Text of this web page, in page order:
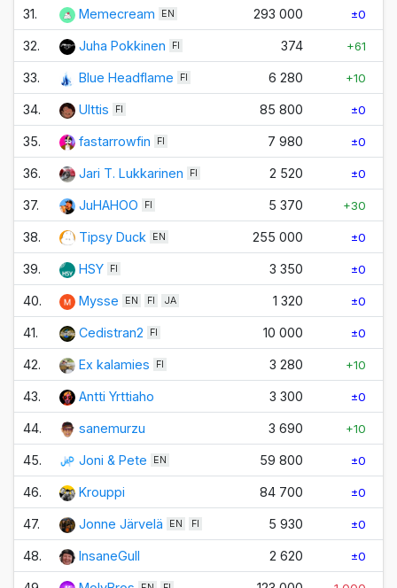
31. Memecream EN 293 000 ±0
32. Juha Pokkinen FI 374 +61
33. Blue Headflame FI 6 280 +10
34. Ulttis FI 85 800 ±0
35. fastarrowfin FI 7 980 ±0
36. Jari T. Lukkarinen FI 2 520 ±0
37. JuHAHOO FI 5 370 +30
38. Tipsy Duck EN 255 000 ±0
39. HSY FI 3 350 ±0
40. Mysse EN FI JA 1 320 ±0
41. Cedistran2 FI 10 000 ±0
42. Ex kalamies FI 3 280 +10
43. Antti Yrttiaho 3 300 ±0
44. sanemurzu 3 690 +10
45. Joni & Pete EN 59 800 ±0
46. Krouppi 84 700 ±0
47. Jonne Järvelä EN FI 5 930 ±0
48. InsaneGull 2 620 ±0